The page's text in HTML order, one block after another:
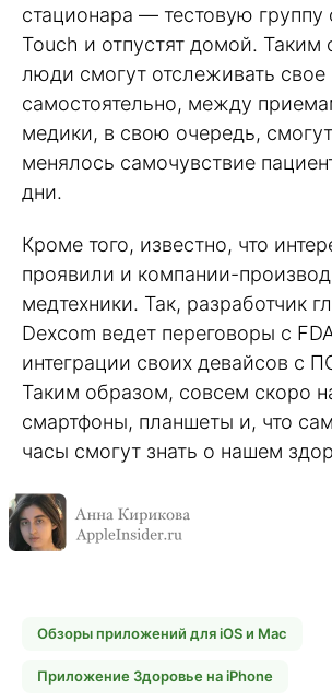
стационара — тестовую группу
Touch и отпустят домой. Таким
люди смогут отслеживать свое
самостоятельно, между
медики, в свою очередь, смогут
менялось самочувствие
дни.
Кроме того, известно, что
проявили и компании-
медтехники. Так, разработчик
Dexcom ведет переговоры с
интеграции своих девайсов с
Таким образом, совсем скоро
смартфоны, планшеты и, что
часы смогут знать о нашем
Обзоры приложений для iOS и Mac
Приложение Здоровье на iPhone